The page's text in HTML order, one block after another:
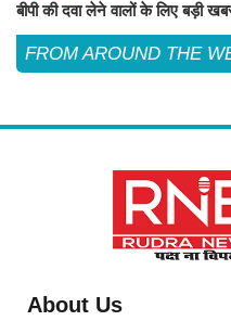
बीपी की दवा लेने वालों के लिए बड़ी
FROM AROUND THE
About Us